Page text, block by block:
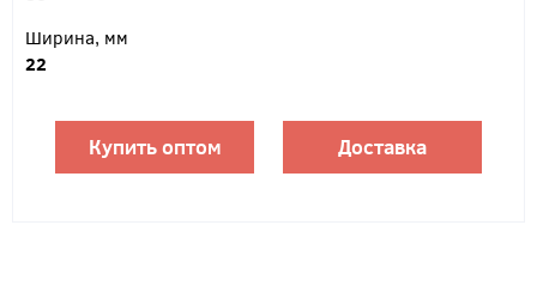
Ширина, мм
22
Купить оптом Доставка